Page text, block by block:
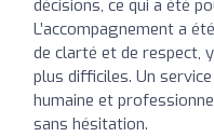
décisions, ce qui a été
L’accompagnement a
de clarté et de respect,
plus difficiles. Un
humaine et
sans hésitation.